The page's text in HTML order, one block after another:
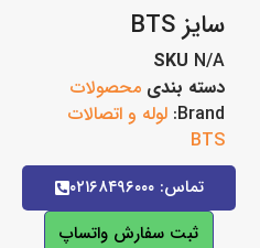
محصولات
لوله و اتصالات
سفارش واتساپ